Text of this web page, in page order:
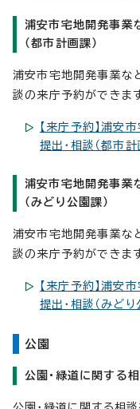
浦安市宅地開発事業
（都市計画課）
浦安市宅地開発事業な
談の来庁予約ができます
【来庁予約】浦安
提出・相談（都市計
浦安市宅地開発事業
（みどり公園課）
浦安市宅地開発事業な
談の来庁予約ができます
【来庁予約】浦安
提出・相談（みどり
公園
公園・緑道に関する